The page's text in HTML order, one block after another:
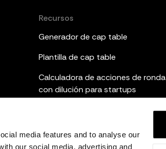
media features and to analyse our
our social media, advertising and
Recursos
Generador de cap table
Plantilla de cap table
Calculadora de acciones de ronda
con dilución para startups
Plantillas de informes a inversores
Qué es el fully diluted